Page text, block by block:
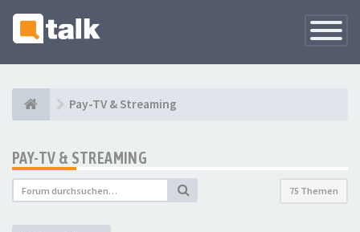
Pay-TV & Streaming
PAY-TV & STREAMING
75 Themen